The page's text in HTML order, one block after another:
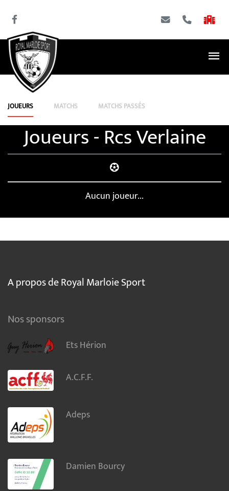
JOUEURS MATCHS MATCHS PASSÉS
Joueurs - Rcs Verlaine
Aucun joueur...
A propos de Royal Marloie Sport
Nos sponsors
Ets Hérion
A.C.F.F.
Adeps
Damien Bourcy